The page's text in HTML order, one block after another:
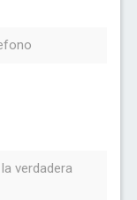
verdadera